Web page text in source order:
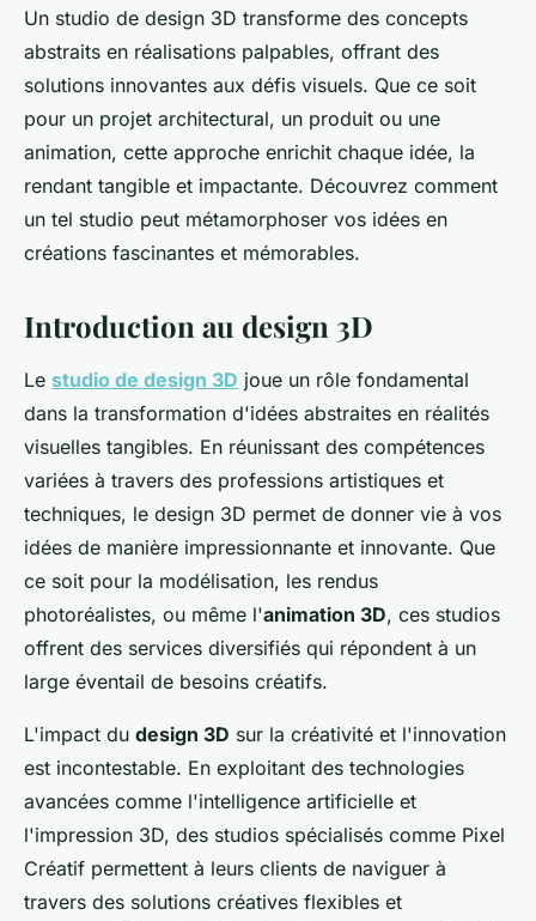
Un studio de design 3D transforme des concepts
abstraits en réalisations palpables, offrant des
solutions innovantes aux défis visuels. Que ce soit
pour un projet architectural, un produit ou une
animation, cette approche enrichit chaque idée, la
rendant tangible et impactante. Découvrez comment
un tel studio peut métamorphoser vos idées en
créations fascinantes et mémorables.
Introduction au design 3D
Le studio de design 3D joue un rôle fondamental
dans la transformation d'idées abstraites en réalités
visuelles tangibles. En réunissant des compétences
variées à travers des professions artistiques et
techniques, le design 3D permet de donner vie à vos
idées de manière impressionnante et innovante. Que
ce soit pour la modélisation, les rendus
photoréalistes, ou même l'animation 3D, ces studios
offrent des services diversifiés qui répondent à un
large éventail de besoins créatifs.
L'impact du design 3D sur la créativité et l'innovation
est incontestable. En exploitant des technologies
avancées comme l'intelligence artificielle et
l'impression 3D, des studios spécialisés comme Pixel
Créatif permettent à leurs clients de naviguer à
travers des solutions créatives flexibles et